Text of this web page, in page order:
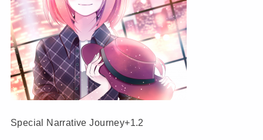
Special Narrative Journey+1.2